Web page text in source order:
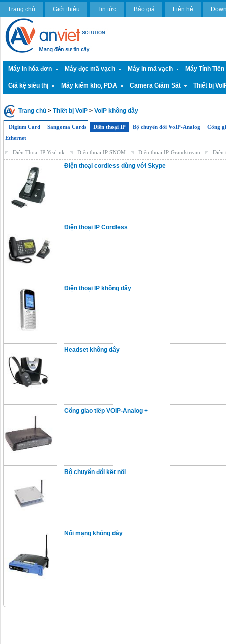
Trang chủ Giới thiệu Tin tức Báo giá Liên hệ
Máy in hóa đơn Máy đọc mã vạch Máy in mã vạch Máy Tính
Giá kệ siêu thị Máy kiểm kho, PDA Camera Giám Sát Thiết bị
Trang chủ > Thiết bị VoIP > VoIP không dây
Digium Card Sangoma Cards Điện thoại IP Bộ chuyển đổi VoIP-Analog
Cổng
Ethernet
Điện Thoại IP Yealink Điện thoại IP SNOM Điện thoại IP Grandstream Điện
Điện thoại cordless dùng với Skype
Điện thoại IP Cordless
Điện thoại IP không dây
Headset không dây
Cổng giao tiếp VOIP-Analog +
Bộ chuyển đổi kết nối
Nối mạng không dây